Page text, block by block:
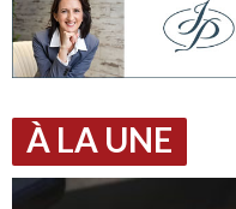
À LA UNE